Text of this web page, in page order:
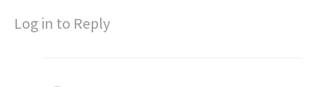
Log in to Reply